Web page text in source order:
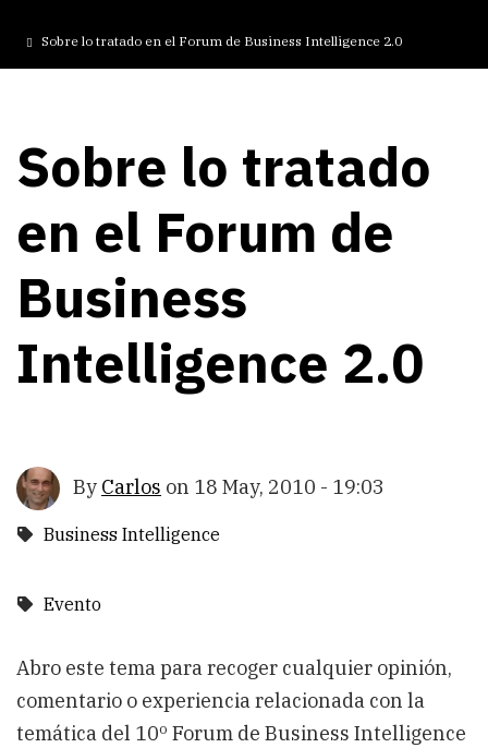
Sobre lo tratado en el Forum de Business Intelligence 2.0
Sobre lo tratado
en el Forum de
Business
Intelligence 2.0
By Carlos on 18 May, 2010 - 19:03
Business Intelligence
Evento
Abro este tema para recoger cualquier opinión,
comentario o experiencia relacionada con la
temática del 10º Forum de Business Intelligence